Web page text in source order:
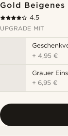
Gold Beigenes
4.5
UPGRADE MIT
+4,95 €
Grauer
+6,95 €